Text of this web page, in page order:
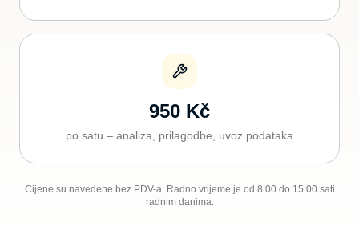
950 Kč
po satu – analiza, prilagodbe, uvoz podataka
Cijene su navedene bez PDV-a. Radno vrijeme je od 8:00 do 15:00 sati
radnim danima.